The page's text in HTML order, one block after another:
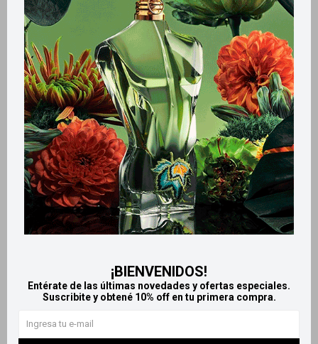
¡BIENVENIDOS!
Entérate de las últimas novedades y ofertas especiales.
Suscribite y obtené 10% off en tu primera compra.
Métodos y costos de envío
Retiros gratuitos en tiendas
Productos que te pueden interesar